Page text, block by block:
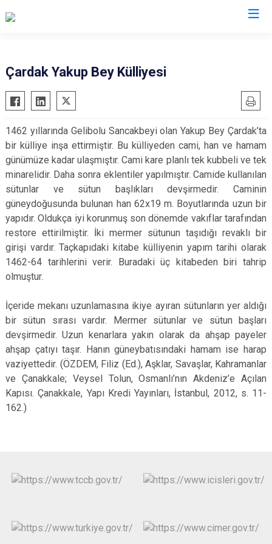
Ayvacık
Bayramiç
Biga
Bozcaada
Çan
Eceabat
Gökçeada
Lapseki
Yenice
Çardak Yakup Bey Külliyesi
1462 yıllarında Gelibolu Sancakbeyi olan Yakup Bey Çardak’ta
bir külliye inşa ettirmiştir. Bu külliyeden cami, han ve hamam
günümüze kadar ulaşmıştır. Cami kare planlı tek kubbeli ve tek
minarelidir. Daha sonra eklentiler yapılmıştır. Camide kullanılan
sütunlar ve sütun başlıkları devşirmedir. Caminin
güneydoğusunda bulunan han 62x19 m. Boyutlarında uzun bir
yapıdır. Oldukça iyi korunmuş son dönemde vakıflar tarafından
restore ettirilmiştir. İki mermer sütunun taşıdığı revaklı bir
girişi vardır. Taçkapıdaki kitabe külliyenin yapım tarihi olarak
1462-64 tarihlerini verir. Buradaki üç kitabeden biri tahrip
olmuştur.
İçeride mekanı uzunlamasına ikiye ayıran sütunların yer aldığı
bir sütun sırası vardır. Mermer sütunlar ve sütun başları
devşirmedir. Uzun kenarlara yakın olarak da ahşap payeler
ahşap çatıyı taşır. Hanın güneybatısındaki hamam ise harap
vaziyettedir. (ÖZDEM, Filiz (Ed.), Aşklar, Savaşlar, Kahramanlar
ve Çanakkale; Veysel Tolun, Osmanlı’nın Akdeniz’e Açılan
Kapısı. Çanakkale, Yapı Kredi Yayınları, İstanbul, 2012, s. 11-
162.)